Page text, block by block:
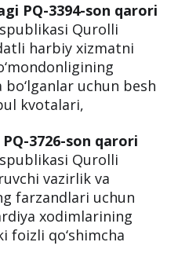
PQ-3394-son qarori
Qurolli
harbiy xizmatni
uchun besh
kvotalari,
3726-son qarori
Qurolli
vazirlik va
farzandlari uchun
xodimlarining
foizli qo‘shimcha